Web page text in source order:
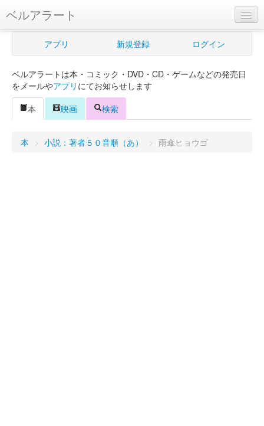
ベルアラート
ベルアラートとは
新規登録
ログイン
アプリ 新規登録 ログイン
ベルアラートは本・コミック・DVD・CD・ゲームなどの発売日
をメールやアプリ にてお知らせします
本
映画 検索
本 > 小説：著者５０音順（あ） > 雨傘ヒョウゴ